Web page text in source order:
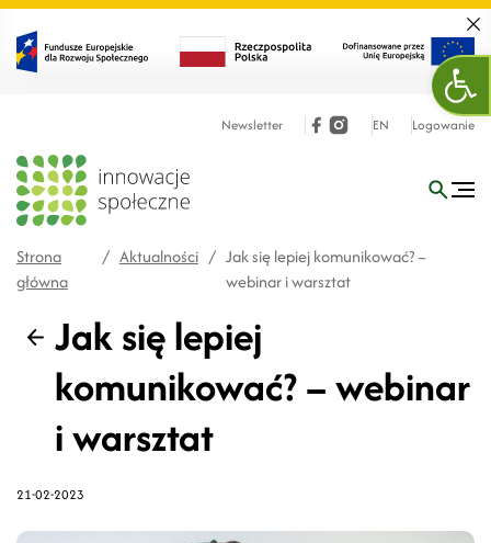
Newsletter EN Logowanie
Strona
główna
/ Aktualności / Jak się lepiej komunikować? –
webinar i warsztat
Wstecz
Jak się lepiej
komunikować? – webinar
i warsztat
21-02-2023